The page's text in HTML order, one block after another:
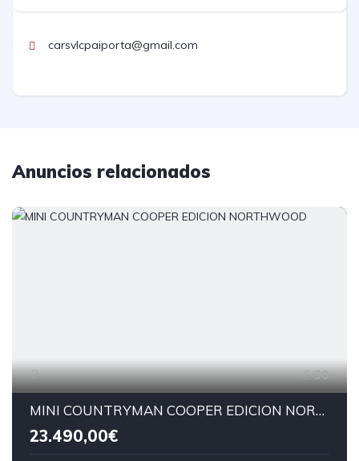
carsvlcpaiporta@gmail.com
Anuncios relacionados
30
MINI COUNTRYMAN COOPER EDICION NORTHWOOD
23.490,00€